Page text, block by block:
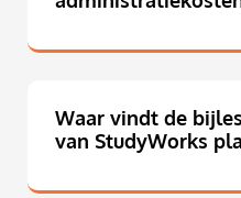
Waar vindt de
van StudyWorks